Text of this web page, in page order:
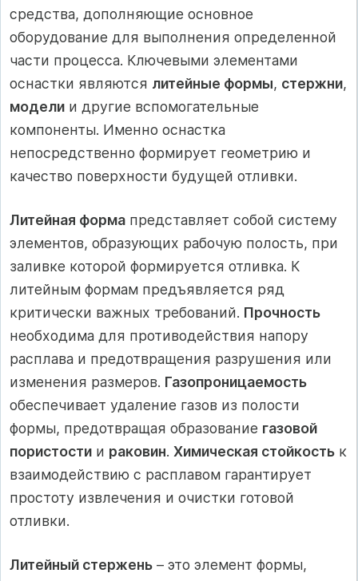
средства, дополняющие основное
оборудование для выполнения определенной
части процесса. Ключевыми элементами
оснастки являются литейные формы, стержни,
модели и другие вспомогательные
компоненты. Именно оснастка
непосредственно формирует геометрию и
качество поверхности будущей отливки.
Литейная форма представляет собой систему
элементов, образующих рабочую полость, при
заливке которой формируется отливка. К
литейным формам предъявляется ряд
критически важных требований. Прочность
необходима для противодействия напору
расплава и предотвращения разрушения или
изменения размеров. Газопроницаемость
обеспечивает удаление газов из полости
формы, предотвращая образование газовой
пористости и раковин. Химическая стойкость к
взаимодействию с расплавом гарантирует
простоту извлечения и очистки готовой
отливки.
Литейный стержень – это элемент формы,